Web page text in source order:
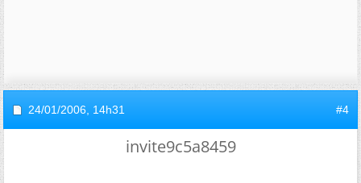
24/01/2006, 14h31 #4
invite9c5a8459